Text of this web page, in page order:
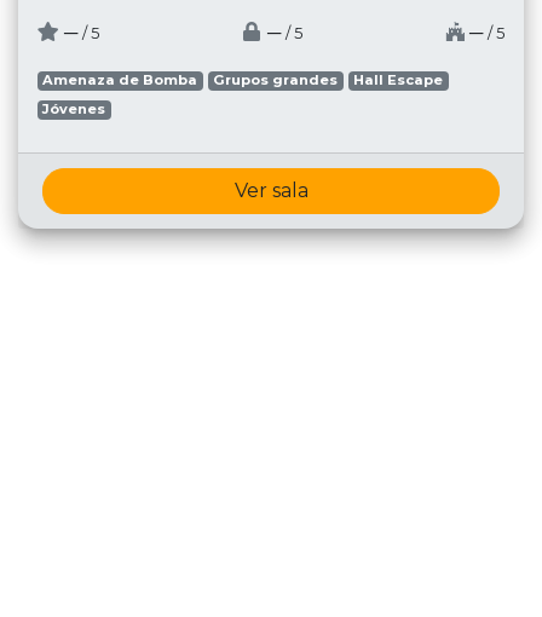
─ / 5 ─ / 5 ─ / 5
Amenaza de Bomba Grupos grandes
Hall Escape
Jóvenes
Ver sala